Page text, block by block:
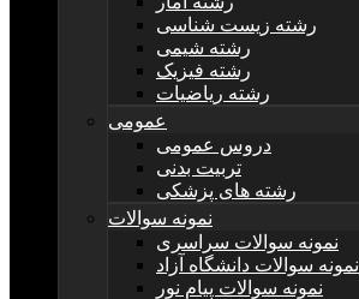
رشته زیست شناسی
رشته شیمی
رشته فیزیک
رشته ریاضیات
عمومی
دروس عمومی
تربیت بدنی
رشته های پزشکی
نمونه سوالات
نمونه سوالات سراسری
نمونه سوالات دانشگاه آزاد
نمونه سوالات پیام نور